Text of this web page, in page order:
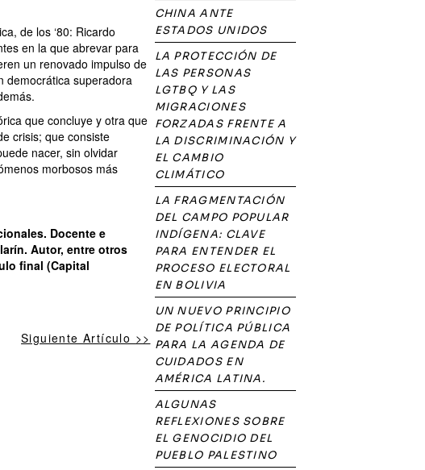
de los ‘80: Ricardo
en la que abrevar para
un renovado impulso de
democrática superadora
que concluye y otra que
crisis; que consiste
nacer, sin olvidar
morbosos más
Docente e
Autor, entre otros
final (Capital
Siguiente Artículo >>
CHINA ANTE
ESTADOS UNIDOS
LA PROTECCIÓN DE
LAS PERSONAS
LGTBQ Y LAS
MIGRACIONES
FORZADAS FRENTE A
LA DISCRIMINACIÓN Y
EL CAMBIO
CLIMÁTICO
LA FRAGMENTACIÓN
DEL CAMPO POPULAR
INDÍGENA: CLAVE
PARA ENTENDER EL
PROCESO ELECTORAL
EN BOLIVIA
UN NUEVO PRINCIPIO
DE POLÍTICA PÚBLICA
PARA LA AGENDA DE
CUIDADOS EN
AMÉRICA LATINA.
ALGUNAS
REFLEXIONES SOBRE
EL GENOCIDIO DEL
PUEBLO PALESTINO